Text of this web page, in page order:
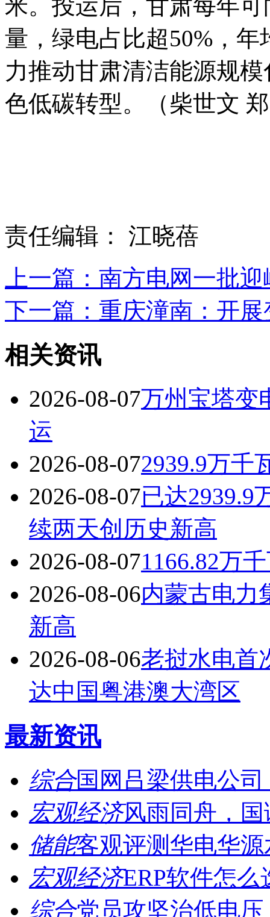
米。投运后，甘肃每年
量，绿电占比超50%，
力推动甘肃清洁能源规
色低碳转型。（柴世文
责任编辑： 江晓蓓
上一篇：南方电网一批
下一篇：重庆潼南：开
相关资讯
2026-08-07万州宝塔变
运
2026-08-072939.9万千
2026-08-07已达2939.9
续两天创历史新高
2026-08-071166.82万
2026-08-06内蒙古电力
新高
2026-08-06老挝水电首
达中国粤港澳大湾区
最新资讯
综合国网吕梁供电公
宏观经济风雨同舟，
储能客观评测华电华
宏观经济ERP软件怎
综合党员攻坚治低电